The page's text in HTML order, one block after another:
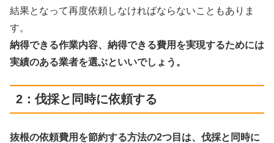
結果となって再度依頼しなければならないこともありま
す。
納得できる作業内容、納得できる費用を実現するためには
実績のある業者を選ぶといいでしょう。
2：伐採と同時に依頼する
抜根の依頼費用を節約する方法の2つ目は、伐採と同時に